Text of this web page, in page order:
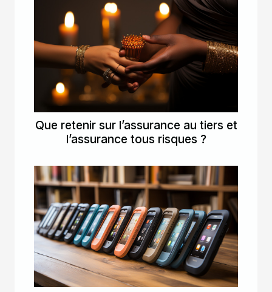
Que retenir sur l’assurance au tiers et
l’assurance tous risques ?